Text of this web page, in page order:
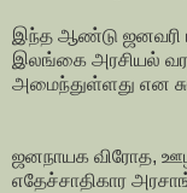
இந்த ஆண்டு ஜனவரி
இலங்கை அரசியல்
அமைந்துள்ளது என
ஜனநாயக விரோத,
எதேச்சாதிகார